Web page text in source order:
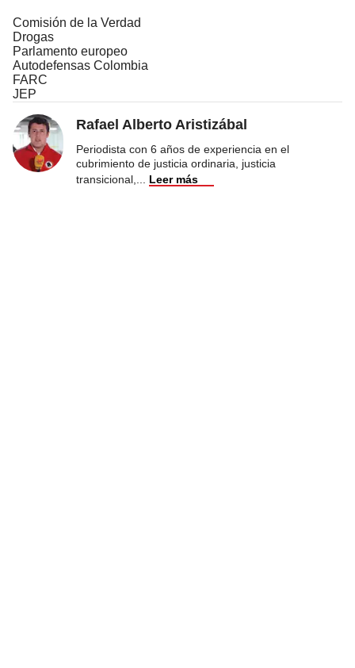
Comisión de la Verdad
Drogas
Parlamento europeo
Autodefensas Colombia
FARC
JEP
Rafael Alberto Aristizábal
Periodista con 6 años de experiencia en el
cubrimiento de justicia ordinaria, justicia
transicional,
Leer más